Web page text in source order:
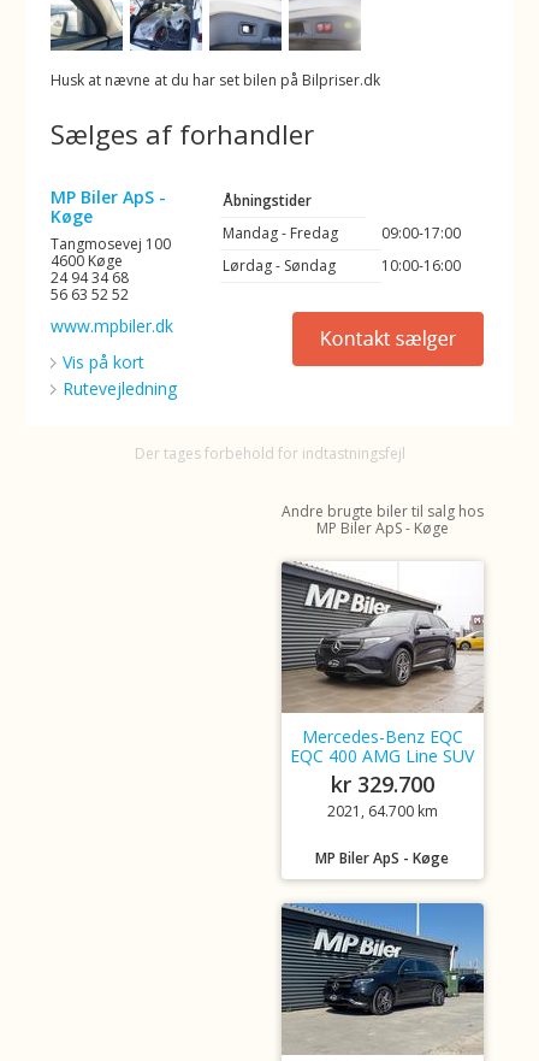
Husk at nævne at du har set bilen på Bilpriser.dk
Sælges af forhandler
MP Biler ApS -
Køge
Tangmosevej 100
4600 Køge
24 94 34 68
56 63 52 52
www.mpbiler.dk
Vis på kort
Rutevejledning
Åbningstider
Mandag - Fredag
09:00-17:00
Lørdag - Søndag
10:00-16:00
Der tages forbehold for indtastningsfejl
Andre brugte biler til salg hos
MP Biler ApS - Køge
Mercedes-Benz EQC
EQC 400 AMG Line SUV
kr 329.700
2021, 64.700 km
MP Biler ApS - Køge